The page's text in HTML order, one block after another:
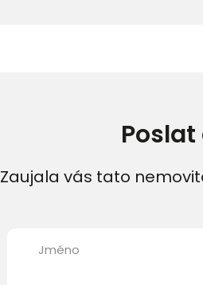
Zaujala vás tato
Jméno